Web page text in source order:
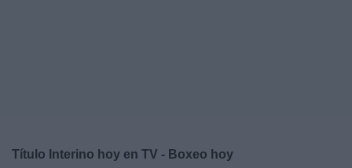
Título Interino hoy en TV - Boxeo hoy
Deportes